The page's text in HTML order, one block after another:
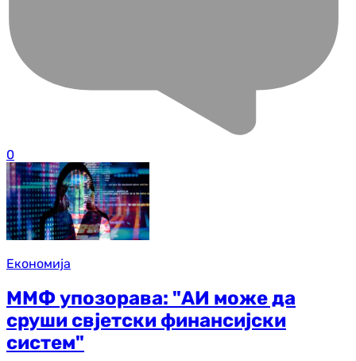
0
Економија
ММФ упозорава: "АИ може да
сруши свјетски финансијски
систем"